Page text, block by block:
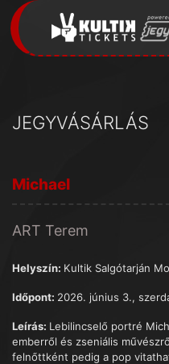
JEGYVÁSÁRLÁS
Michael
ART Terem
Helyszín: Kultik Salgótarján
Időpont: 2026. június 3.,
Leírás: Lebilincselő portré
emberről és zseniális
felnőttként pedig a pop